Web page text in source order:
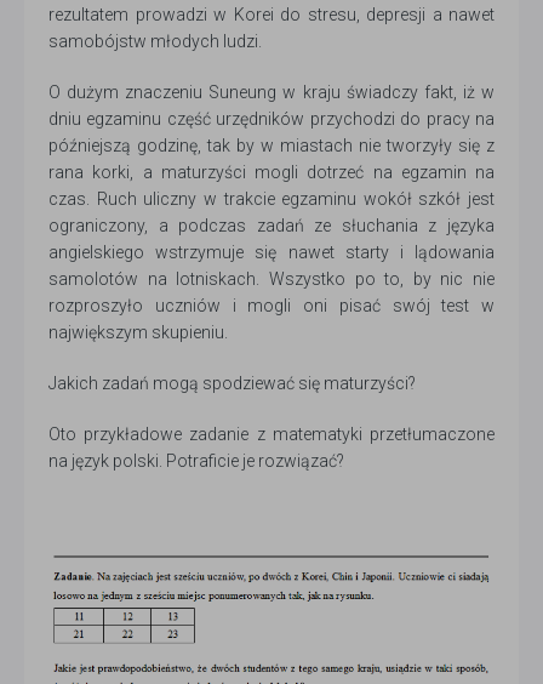
rezultatem prowadzi w Korei do stresu, depresji a nawet
samobójstw młodych ludzi.
O dużym znaczeniu Suneung w kraju świadczy fakt, iż w
dniu egzaminu część urzędników przychodzi do pracy na
późniejszą godzinę, tak by w miastach nie tworzyły się z
rana korki, a maturzyści mogli dotrzeć na egzamin na
czas. Ruch uliczny w trakcie egzaminu wokół szkół jest
ograniczony, a podczas zadań ze słuchania z języka
angielskiego wstrzymuje się nawet starty i lądowania
samolotów na lotniskach. Wszystko po to, by nic nie
rozproszyło uczniów i mogli oni pisać swój test w
największym skupieniu.
Jakich zadań mogą spodziewać się maturzyści?
Oto przykładowe zadanie z matematyki przetłumaczone
na język polski. Potraficie je rozwiązać?